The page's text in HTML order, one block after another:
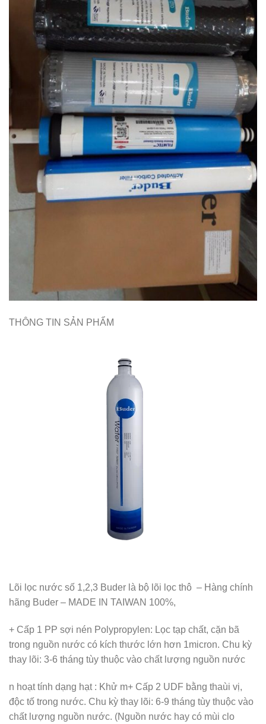
THÔNG TIN SẢN PHẨM
Lõi lọc nước số 1,2,3 Buder là bộ lõi lọc thô – Hàng chính
hãng Buder – MADE IN TAIWAN 100%,
+ Cấp 1 PP sợi nén Polypropylen: Lọc tạp chất, cặn bã
trong nguồn nước có kích thước lớn hơn 1micron. Chu kỳ
thay lõi: 3-6 tháng tùy thuộc vào chất lượng nguồn nước
n hoạt tính dạng hạt : Khử m+ Cấp 2 UDF bằng thaùi vị,
độc tố trong nước. Chu kỳ thay lõi: 6-9 tháng tùy thuộc vào
chất lượng nguồn nước. (Nguồn nước hay có mùi clo